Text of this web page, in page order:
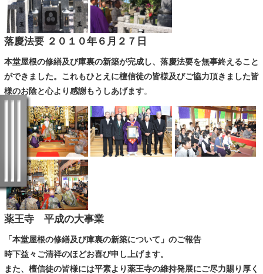
落慶法要 ２０１０年６月２７日
本堂屋根の修繕及び庫裏の新築が完成し、落慶法要を無事終えること
ができました。これもひとえに檀信徒の皆様及びご協力頂きました皆
様のお陰と心より感謝もうしあげます。
薬王寺 平成の大事業
「本堂屋根の修繕及び庫裏の新築について」のご報告
時下益々ご清祥のほどお喜び申し上げます。
また、檀信徒の皆様には平素より薬王寺の維持発展にご尽力賜り厚く